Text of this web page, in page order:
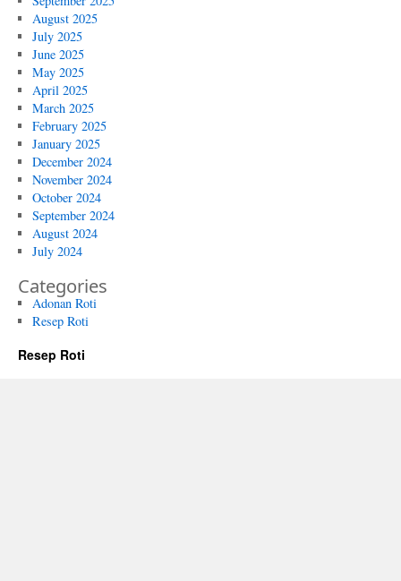
August 2025
July 2025
June 2025
May 2025
April 2025
March 2025
February 2025
January 2025
December 2024
November 2024
October 2024
September 2024
August 2024
July 2024
Categories
Adonan Roti
Resep Roti
Resep Roti